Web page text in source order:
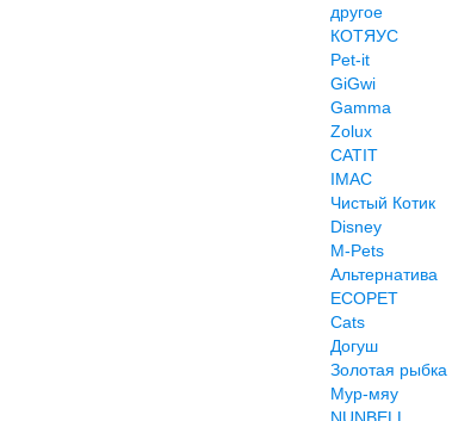
другое
КОТЯУС
Pet-it
GiGwi
Gamma
Zolux
CATIT
IMAC
Чистый Котик
Disney
M-Pets
Альтернатива
ECOPET
Cats
Догуш
Золотая рыбка
Мур-мяу